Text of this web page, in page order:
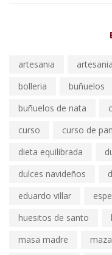
artesania
bolleria
buñuelos
buñuelos de nata
curso
curso de pan
dieta equilibrada
dulces navideños
eduardo villar
huesitos de santo
masa madre